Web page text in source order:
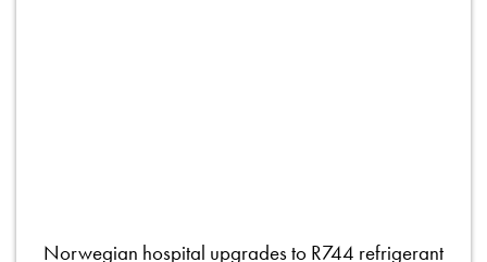
Norwegian hospital upgrades to R744 refrigerant